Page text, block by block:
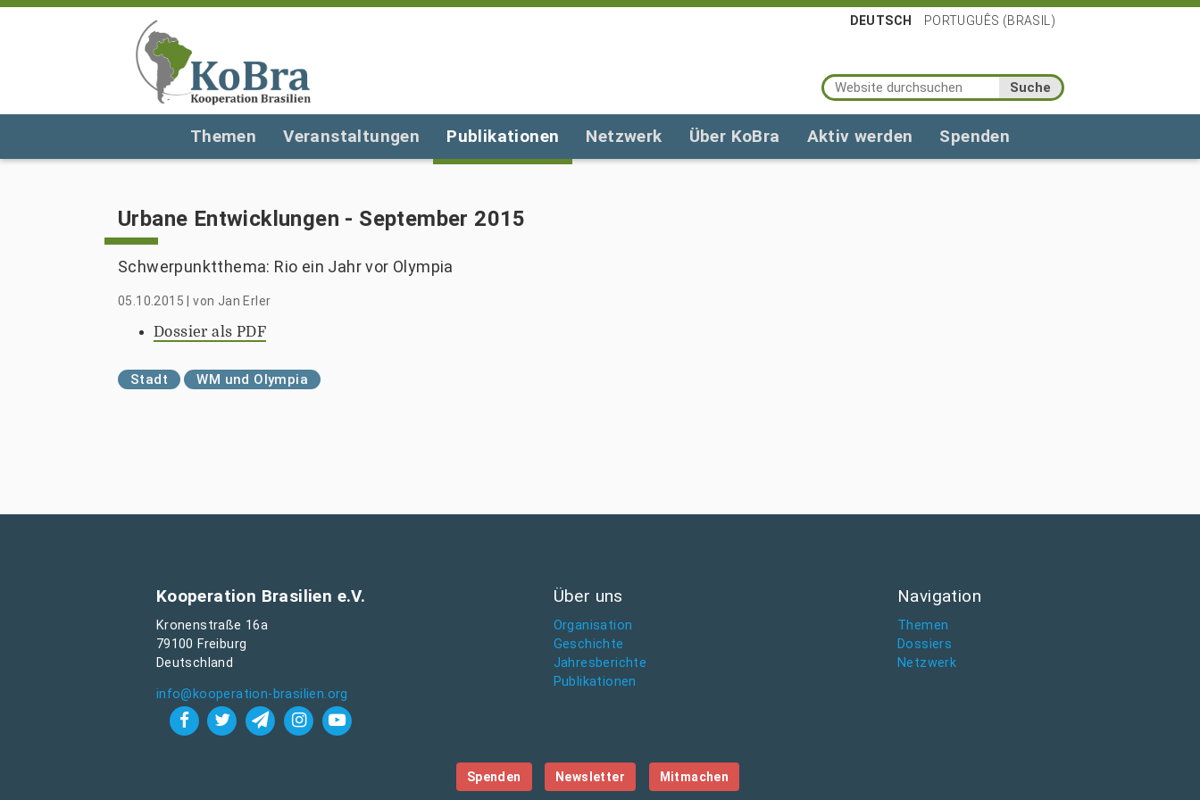
Website durchsuchen
Erweiterte Suche…
DEUTSCH PORTUGUÊS (BRASIL)
Themen Veranstaltungen Publikationen Netzwerk Über KoBra Aktiv werden Spenden
Urbane Entwicklungen - September 2015
Schwerpunktthema: Rio ein Jahr vor Olympia
05.10.2015 |von Jan Erler
Dossier als PDF
Stadt WM und Olympia
Kooperation Brasilien e.V.
Kronenstraße 16a
79100 Freiburg
Deutschland
info@kooperation-brasilien.org
Über uns
Organisation
Geschichte
Jahresberichte
Publikationen
Navigation
Themen
Dossiers
Netzwerk
Spenden Newsletter Mitmachen